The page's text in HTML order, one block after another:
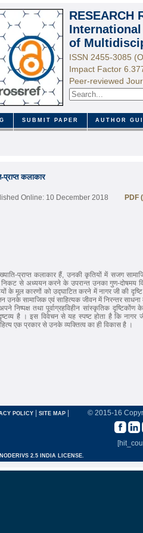
RESEARCH
International
of
ISSN 2455-3085
Impact Factor
Peer-reviewed
SUBMIT PAPER AUTHOR
कलाकार
Online: 10 December 2018
PDF
प्राप्त कलाकार हैं, उनकी कृतियों में सजग
निकट से अध्ययन करने के उपरान्त उनका गुण-दोषमय
के मूल कारणों को उद्घाटित करने में नागर जी की
उनके सामाजिक एवं साहित्यक जीवन में निरन्तर
निष्पक्ष तथा पूर्वाग्रहविहीन सांस्कृतिक
है । इस विवेचन से यह स्पष्ट होता है कि नागर
एक प्रकार से उनके व्यक्तित्व का ही विकास है ।
© 2015-16
POLICY | SITE MAP |
2.5 INDIA LICENSE.